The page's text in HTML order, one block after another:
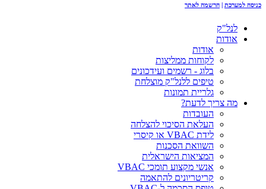
כניסה למערכת | הרשמה לאתר
לנל"ק
אודות
אודות
לקוחות ממליצות
בלוג - רשמים ועידכונים
טיפים ללנל"ק מוצלחת
גלריית תמונות
מה צריך לדעת?
העובדות
העלאת הסיכוי להצלחה
לידת VBAC או קיסרי
השוואת הסכנות
המציאות הישראלית
אנשי מקצוע תומכי VBAC
קריטריונים להתאמה